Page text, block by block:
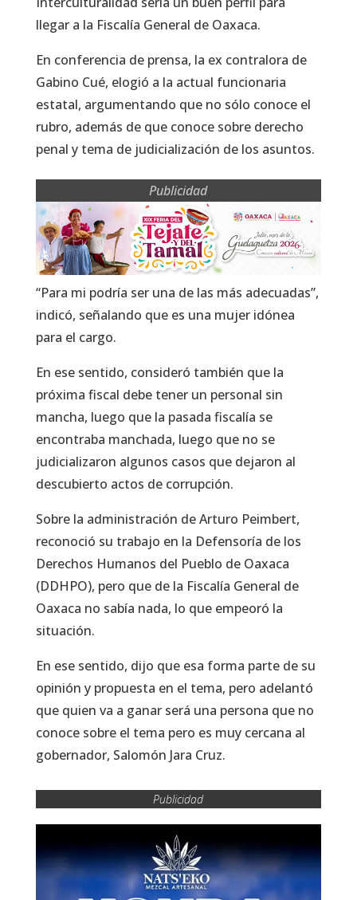
llegar a la Fiscalía General de Oaxaca.
En conferencia de prensa, la ex contralora de
Gabino Cué, elogió a la actual funcionaria
estatal, argumentando que no sólo conoce el
rubro, además de que conoce sobre derecho
penal y tema de judicialización de los asuntos.
Publicidad
“Para mi podría ser una de las más adecuadas”,
indicó, señalando que es una mujer idónea
para el cargo.
En ese sentido, consideró también que la
próxima fiscal debe tener un personal sin
mancha, luego que la pasada fiscalía se
encontraba manchada, luego que no se
judicializaron algunos casos que dejaron al
descubierto actos de corrupción.
Sobre la administración de Arturo Peimbert,
reconoció su trabajo en la Defensoría de los
Derechos Humanos del Pueblo de Oaxaca
(DDHPO), pero que de la Fiscalía General de
Oaxaca no sabía nada, lo que empeoró la
situación.
En ese sentido, dijo que esa forma parte de su
opinión y propuesta en el tema, pero adelantó
que quien va a ganar será una persona que no
conoce sobre el tema pero es muy cercana al
gobernador, Salomón Jara Cruz.
Publicidad